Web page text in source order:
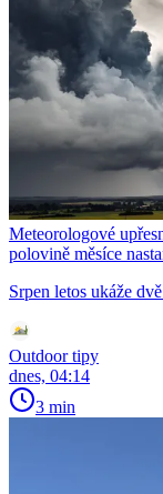
Meteorologové
polovině měsíce
Srpen letos ukáže
Outdoor tipy
dnes, 04:14
3 min